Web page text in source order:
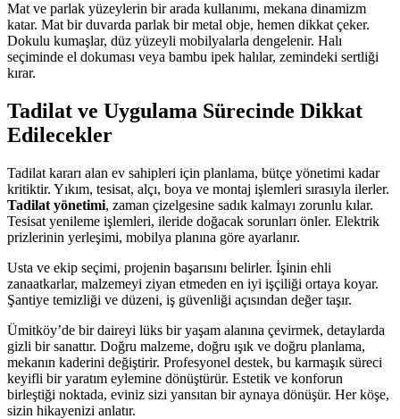
Mat ve parlak yüzeylerin bir arada kullanımı, mekana dinamizm
katar. Mat bir duvarda parlak bir metal obje, hemen dikkat çeker.
Dokulu kumaşlar, düz yüzeyli mobilyalarla dengelenir. Halı
seçiminde el dokuması veya bambu ipek halılar, zemindeki sertliği
kırar.
Tadilat ve Uygulama Sürecinde Dikkat
Edilecekler
Tadilat kararı alan ev sahipleri için planlama, bütçe yönetimi kadar
kritiktir. Yıkım, tesisat, alçı, boya ve montaj işlemleri sırasıyla ilerler.
Tadilat yönetimi, zaman çizelgesine sadık kalmayı zorunlu kılar.
Tesisat yenileme işlemleri, ileride doğacak sorunları önler. Elektrik
prizlerinin yerleşimi, mobilya planına göre ayarlanır.
Usta ve ekip seçimi, projenin başarısını belirler. İşinin ehli
zanaatkarlar, malzemeyi ziyan etmeden en iyi işçiliği ortaya koyar.
Şantiye temizliği ve düzeni, iş güvenliği açısından değer taşır.
Ümitköy’de bir daireyi lüks bir yaşam alanına çevirmek, detaylarda
gizli bir sanattır. Doğru malzeme, doğru ışık ve doğru planlama,
mekanın kaderini değiştirir. Profesyonel destek, bu karmaşık süreci
keyifli bir yaratım eylemine dönüştürür. Estetik ve konforun
birleştiği noktada, eviniz sizi yansıtan bir aynaya dönüşür. Her köşe,
sizin hikayenizi anlatır.